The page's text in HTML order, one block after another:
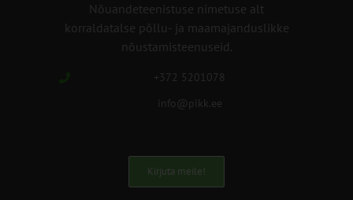
Nõuandeteenistuse nimetuse alt
korraldatalse põllu- ja maamajanduslikke
nõustamisteenuseid.
+372 5201078
info@pikk.ee
Kirjuta meile!